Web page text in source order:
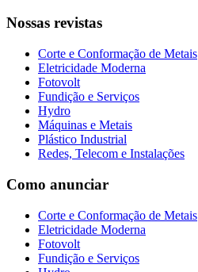
Nossas revistas
Corte e Conformação de Metais
Eletricidade Moderna
Fotovolt
Fundição e Serviços
Hydro
Máquinas e Metais
Plástico Industrial
Redes, Telecom e Instalações
Como anunciar
Corte e Conformação de Metais
Eletricidade Moderna
Fotovolt
Fundição e Serviços